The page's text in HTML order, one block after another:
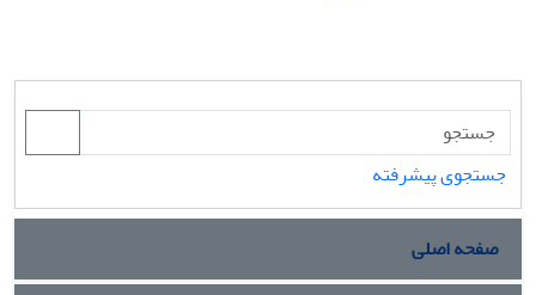
جستجوی پیشرفته
صفحه اصلی